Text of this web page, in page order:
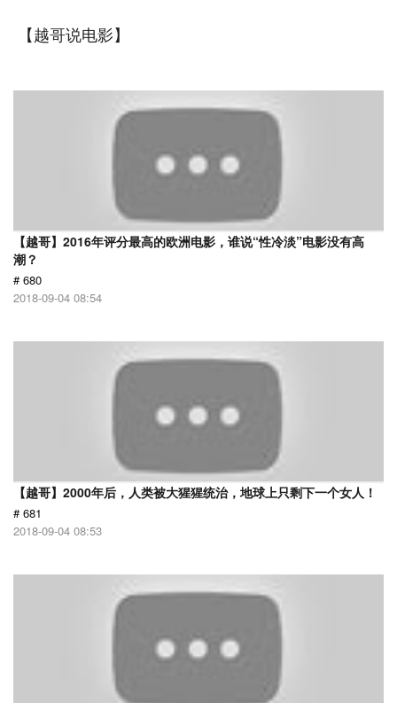
【越哥说电影】
【越哥】2016年评分最高的欧洲电影，谁说“性冷淡”电影没有高
潮？
# 680
2018-09-04 08:54
【越哥】2000年后，人类被大猩猩统治，地球上只剩下一个女人！
# 681
2018-09-04 08:53